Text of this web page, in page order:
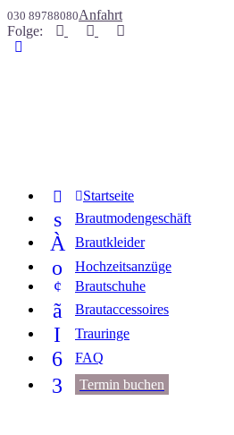
030 89788080Anfahrt
Folge:
Start­sei­te
s Braut­mo­den­ge­schäft
À Braut­klei­der
o Hoch­zeits­an­zü­ge
¢ Braut­schu­he
ã Braut­ac­ces­soires
I Trau­rin­ge
6 FAQ
3 Ter­min buchen